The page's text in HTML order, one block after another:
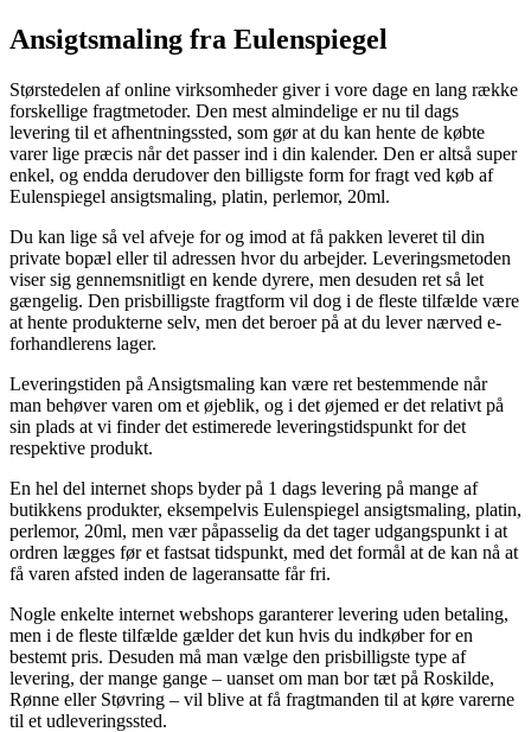
Ansigtsmaling fra Eulenspiegel
Størstedelen af online virksomheder giver i vore dage en lang række
forskellige fragtmetoder. Den mest almindelige er nu til dags
levering til et afhentningssted, som gør at du kan hente de købte
varer lige præcis når det passer ind i din kalender. Den er altså super
enkel, og endda derudover den billigste form for fragt ved køb af
Eulenspiegel ansigtsmaling, platin, perlemor, 20ml.
Du kan lige så vel afveje for og imod at få pakken leveret til din
private bopæl eller til adressen hvor du arbejder. Leveringsmetoden
viser sig gennemsnitligt en kende dyrere, men desuden ret så let
gængelig. Den prisbilligste fragtform vil dog i de fleste tilfælde være
at hente produkterne selv, men det beroer på at du lever nærved e-
forhandlerens lager.
Leveringstiden på Ansigtsmaling kan være ret bestemmende når
man behøver varen om et øjeblik, og i det øjemed er det relativt på
sin plads at vi finder det estimerede leveringstidspunkt for det
respektive produkt.
En hel del internet shops byder på 1 dags levering på mange af
butikkens produkter, eksempelvis Eulenspiegel ansigtsmaling, platin,
perlemor, 20ml, men vær påpasselig da det tager udgangspunkt i at
ordren lægges før et fastsat tidspunkt, med det formål at de kan nå at
få varen afsted inden de lageransatte får fri.
Nogle enkelte internet webshops garanterer levering uden betaling,
men i de fleste tilfælde gælder det kun hvis du indkøber for en
bestemt pris. Desuden må man vælge den prisbilligste type af
levering, der mange gange – uanset om man bor tæt på Roskilde,
Rønne eller Støvring – vil blive at få fragtmanden til at køre varerne
til et udleveringssted.